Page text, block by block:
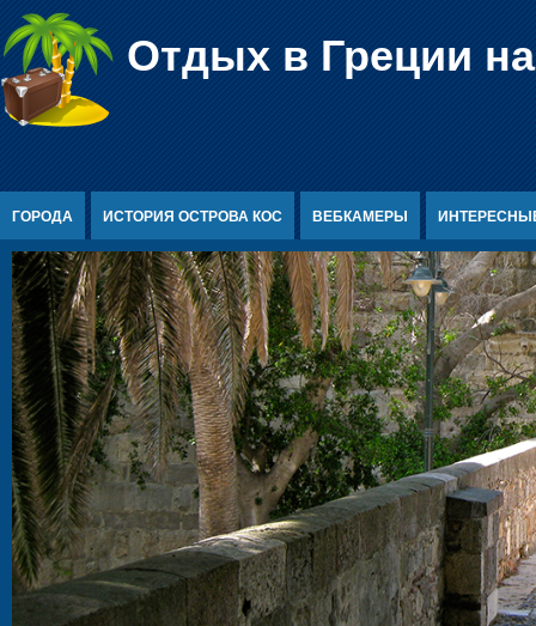
Перейти к содержимомуОтдых в Греции
ГОРОДА ИСТОРИЯ ОСТРОВА КОС ВЕБКАМЕРЫ